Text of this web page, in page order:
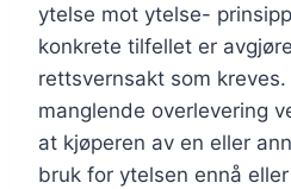
ytelse mot ytelse-
konkrete tilfellet er
rettsvernsakt som
manglende overlevering
at kjøperen av en eller
bruk for ytelsen ennå